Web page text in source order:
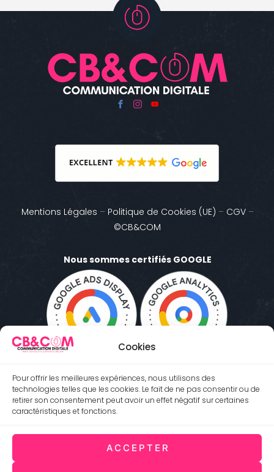
Cookies
Pour offrir les meilleures expériences, nous utilisons des
technologies telles que les cookies. Le fait de ne pas consentir ou de
retirer son consentement peut avoir un effet négatif sur certaines
caractéristiques et fonctions.
ACCEPTER
Mentions Légales – Politique de Cookies (UE) – CGV–
©CB&COM
Nous sommes certifiés GOOGLE